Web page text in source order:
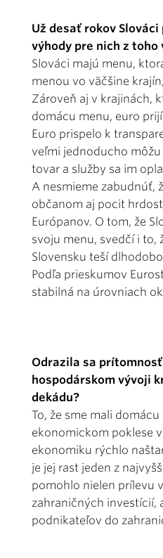
Už desať rokov
výhody pre nich z toho
Slováci majú menu,
menou vo väčšine
Zároveň aj v krajinách,
domácu menu, euro
Euro prispelo k
veľmi jednoducho
tovar a služby sa im
A nesmieme zabudnúť,
občanom aj pocit
Európanov. O tom, že
svoju menu, svedčí i to,
Slovensku teší
Podľa prieskumov
stabilná na úrovniach
Odrazila sa
hospodárskom vývoji
dekádu?
To, že sme mali
ekonomickom poklese
ekonomiku rýchlo
je jej rast jeden z
pomohlo nielen prílevu
zahraničných investícií,
podnikateľov do